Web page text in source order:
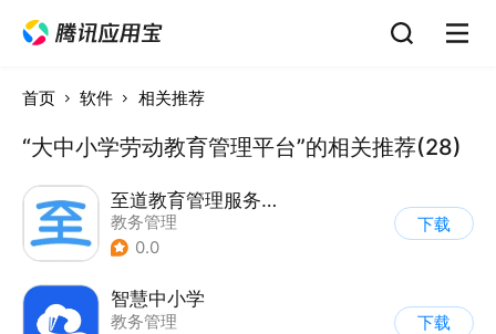
首页 软件 相关推荐
“大中小学劳动教育管理平台”的相关推荐(28)
至道教育管理服务平台
教务管理
0.0
下载
智慧中小学
教务管理
下载